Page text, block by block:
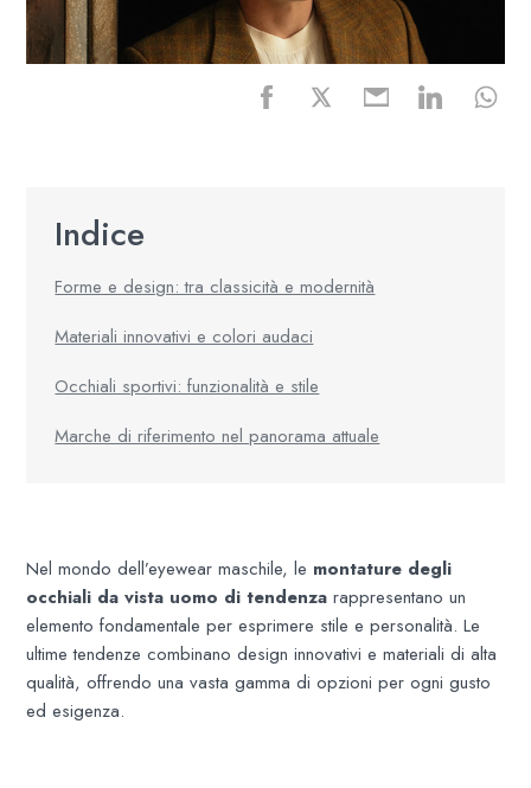
Indice
Forme e design: tra classicità e modernità
Materiali innovativi e colori audaci
Occhiali sportivi: funzionalità e stile
Marche di riferimento nel panorama attuale
Nel mondo dell’eyewear maschile, le montature degli
occhiali da vista uomo di tendenza rappresentano un
elemento fondamentale per esprimere stile e personalità. Le
ultime tendenze combinano design innovativi e materiali di alta
qualità, offrendo una vasta gamma di opzioni per ogni gusto
ed esigenza.​